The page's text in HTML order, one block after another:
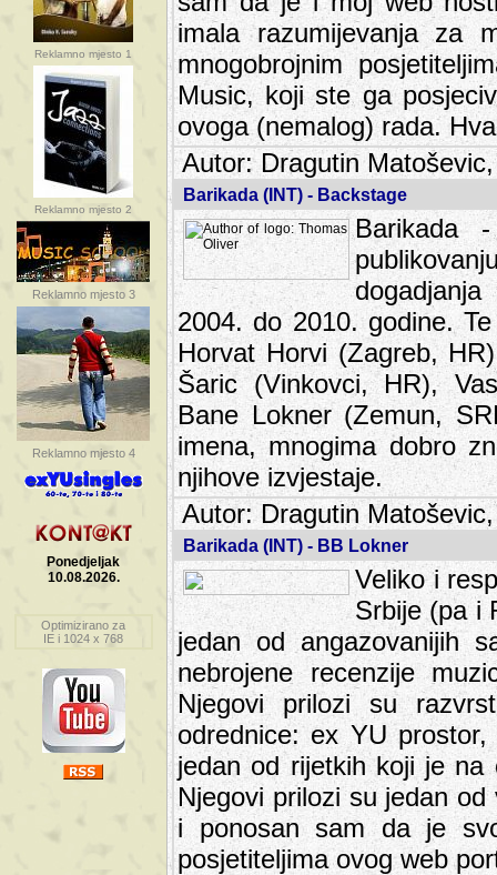
Reklamno mjesto 1
Reklamno mjesto 2
Reklamno mjesto 3
Reklamno mjesto 4
Ponedjeljak
10.08.2026.
Optimizirano za
IE i 1024 x 768
imala razumijevanja za
mnogobrojnim
Music, koji ste ga
ovoga (nemalog) rada.
Autor: Dragutin
Barikada (INT) - Backstage
Barikada
2004. do 2010. godine.
Horvat Horvi (Zagreb,
Šaric (Vinkovci, HR),
Bane Lokner (Zemun,
imena, mnogima dobro
njihove izvjestaje.
Autor: Dragutin
Barikada (INT) - BB Lokner
Veliko i
Srbije (pa i
jedan od angazovanijih
nebrojene recenzije
Njegovi prilozi su
odrednice: ex YU
jedan od rijetkih koji je na
Njegovi prilozi su jedan
i ponosan sam da je
posjetiteljima ovog web